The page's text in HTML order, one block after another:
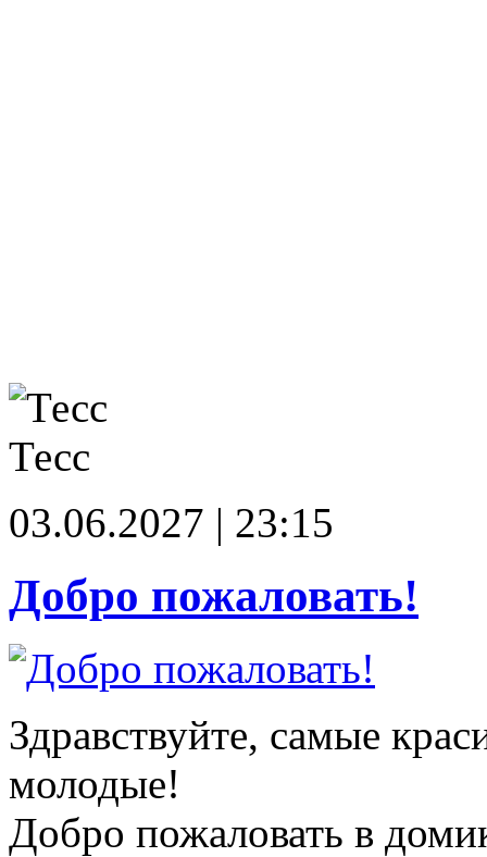
Тесс
03.06.2027 | 23:15
Добро пожаловать!
Здравствуйте, самые
молодые!
Добро пожаловать в